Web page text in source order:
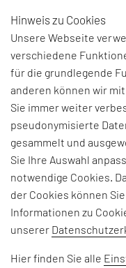
Mit dem Begriff
tiefgreifende
bezeichnet, der
Agrar- zur
ist. Die
Großbritannien im
Hinweis zu Cookies
Unsere Webseite
verschiedene
für die grundlegende
anderen können wir
Sie immer weiter
pseudonymisierte
gesammelt und
Sie Ihre Auswahl
notwendige Cookies.
der Cookies können
Informationen zu
unserer
Hier finden Sie alle